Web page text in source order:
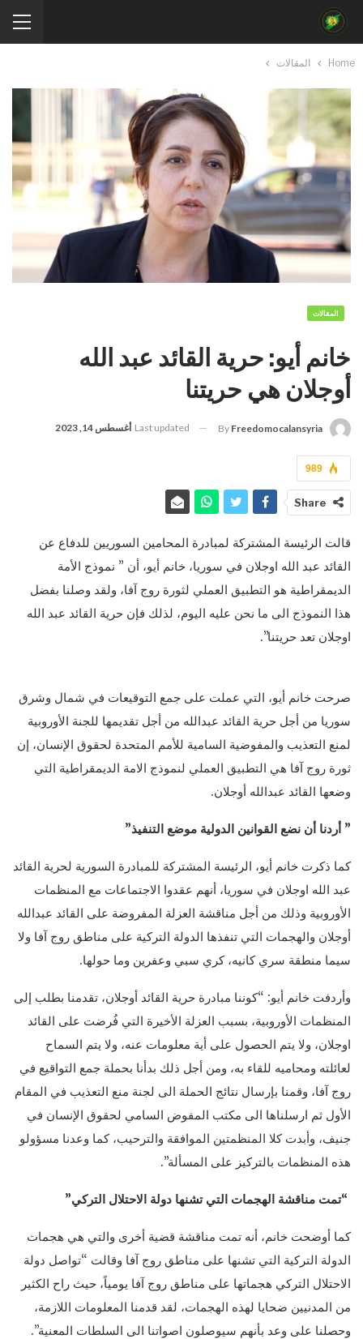
Home المقالات
المقالات
خانم أيو: حرية القائد عبد الله
أوجلان هي حريتنا
By Freedomocalansyria
Last updated أغسطس 14, 2023
989
Share
قالت الرئيسة المشتركة لمبادرة المحامين السوريين للدفاع عن
القائد عبد الله اوجلان في سوريا، خانم أيو، أن ” نموذج الأمة
الديمقراطية هو التطبيق العملي لثورة روج آفا، ولقد وصلنا بفضل
هذا النموذج الى ما نحن عليه اليوم، لذلك فإن حرية القائد عبد الله
اوجلان تعد حريتنا”.
صرحت خانم أيو، التي عملت على جمع التوقيعات في شمال وشرق
سوريا من أجل حرية القائد عبدالله من أجل تقديمها للجنة الأوروبية
لمنع التعذيب والمفوضية السامية للأمم المتحدة لحقوق الإنسان، إن
ثورة روج آفا هي التطبيق العملي لنموذج الامة الديمقراطية التي
وضعها القائد عبدالله أوجلان.
” أردنا أن نضع القوانين الدولية موضع التنفيذ”
كما ذكرت خانم أيو، الرئيسة المشتركة للمبادرة السورية لحرية القائد
عبد الله اوجلان في سوريا، أنهم عقدوا الاجتماعات مع المنظمات
الأوروبية وذلك من أجل مناقشة العزلة المفروضة على القائد عبدالله
أوجلان والهجمات التي تنفذها الدولة التركية على مناطق روج آفا ولا
سيما منطقة سري كانيه، كري سبي وعفرين وما حولها.
وأردفت خانم أيو: “كوننا مبادرة حرية القائد أوجلان، تقدمنا بطلب إلى
المنظمات الأوروبية، بسبب العزلة الأخيرة التي فُرضت على القائد
اوجلان، ولا يتم الحصول على أية معلومات عنه، ولا يتم السماح
لعائلته ومحاميه للقاء به، ومن أجل ذلك بدأنا بحملة جمع التواقيع في
روج آفا، وقمنا بإرسال نتائج الحملة الى لجنة منع التعذيب في المقام
الأول ثم ارسلناها الى مكتب المفوض السامي لحقوق الإنسان في
جنيف، وأبدت كلا المنظمتين الموافقة والترحيب، كما وعدنا مسؤولو
هذه المنظمات بالتركيز على المسألة”.
“تمت مناقشة الهجمات التي تشنها دولة الاحتلال التركي”
كما أوضحت خانم، أنه تمت مناقشة قضية أخرى والتي هي هجمات
الدولة التركية التي تشنها على مناطق روج آفا وقالت “تواصل دولة
الاحتلال التركي هجماتها على مناطق روج آفا يومياً، حيث راح الكثير
من المدنيين ضحايا لهذه الهجمات، لقد قدمنا المعلومات اللازمة،
وحصلنا على وعد بأنهم سيوصلون اصواتنا الى السلطات المعنية”.